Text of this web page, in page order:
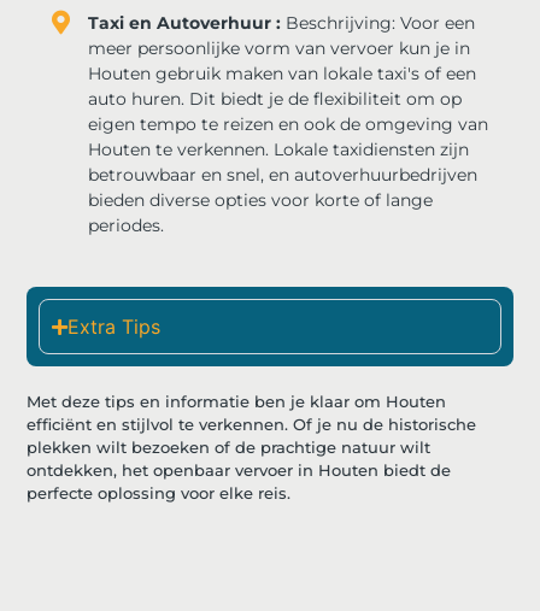
Taxi en Autoverhuur : Beschrijving: Voor een
meer persoonlijke vorm van vervoer kun je in
Houten gebruik maken van lokale taxi's of een
auto huren. Dit biedt je de flexibiliteit om op
eigen tempo te reizen en ook de omgeving van
Houten te verkennen. Lokale taxidiensten zijn
betrouwbaar en snel, en autoverhuurbedrijven
bieden diverse opties voor korte of lange
periodes.
Extra Tips
Met deze tips en informatie ben je klaar om Houten
efficiënt en stijlvol te verkennen. Of je nu de historische
plekken wilt bezoeken of de prachtige natuur wilt
ontdekken, het openbaar vervoer in Houten biedt de
perfecte oplossing voor elke reis.